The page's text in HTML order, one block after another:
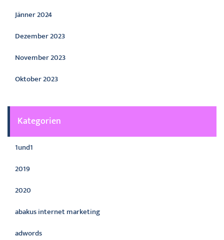
Jänner 2024
Dezember 2023
November 2023
Oktober 2023
Kategorien
1und1
2019
2020
abakus internet marketing
adwords